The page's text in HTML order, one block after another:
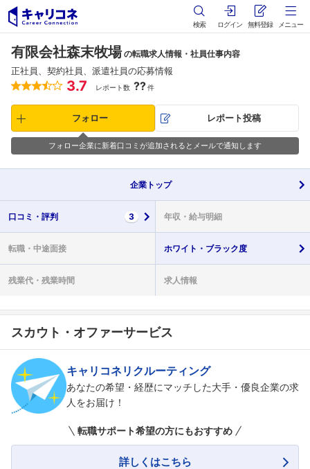
検索 ログイン 無料登録 メニュー
有限会社森末牧場 の転職求人情報・社員仕事内容
正社員、契約社員、派遣社員の応募情報
3.7 レポート数 ??件
フォロー レポート投稿
フォロー企業に新着口コミが追加されるとメールで通知します
企業 トップ
口コミ・ 評判 3 年収・ 給与明細
転職・ 中途面接 ホワイト・ ブラック度
残業代・ 残業時間 求人情報
スカウト・オファーサービス
キャリコネリクルーティング
あなたの希望・経歴にマッチした大手・優良企業の求
人をお届け！
転職サポート希望の方にもおすすめ
詳しくはこちら